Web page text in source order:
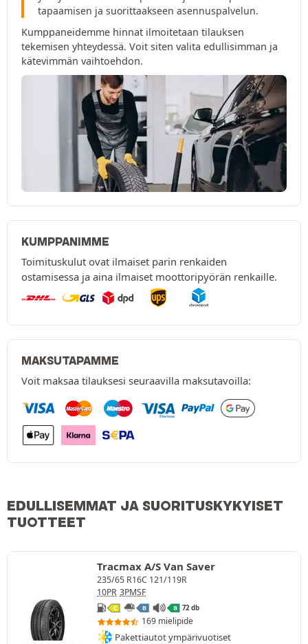
tapaamisen ja suorittaakseen asennuspalvelun.
Kumppaneidemme hinnat ilmoitetaan tilauksen
tekemisen yhteydessä. Voit siten valita edullisimman ja
kätevimmän vaihtoehdon.
KUMPPANIMME
Toimituskulut ovat ilmaiset parin renkaiden
ostamisessa ja aina ilmaiset moottoripyörän renkaille.
MAKSUTAPAMME
Voit maksaa tilauksesi seuraavilla maksutavoilla:
EDULLISEMMAT JA SUORITUSKYKYISET
TUOTTEET
Tracmax A/S Van Saver
235/65 R16C 121/119R
10PR 3PMSF
C B B 72 db
169 mielipide
Pakettiautot ympärivuotiset